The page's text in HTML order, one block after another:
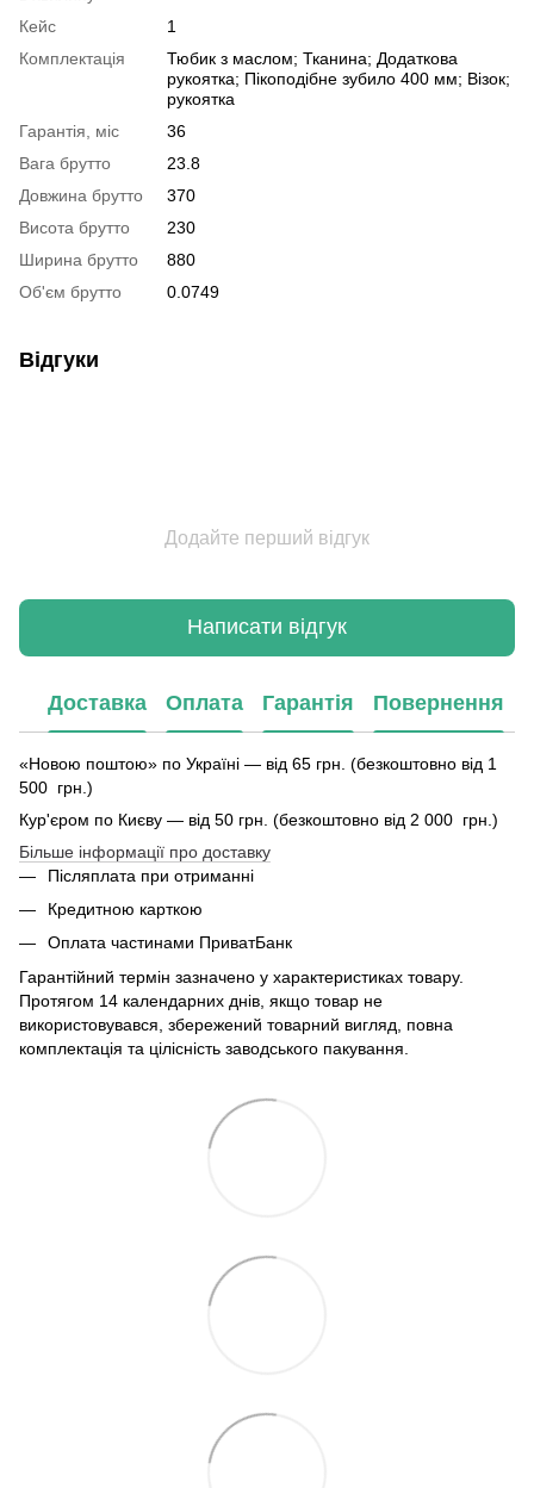
Кейс
1
Комплектація
Тюбик з маслом; Тканина; Додаткова
рукоятка; Пікоподібне зубило 400 мм; Візок;
рукоятка
Гарантія, міс
36
Вага брутто
23.8
Довжина брутто
370
Висота брутто
230
Ширина брутто
880
Об'єм брутто
0.0749
Відгуки
Додайте перший відгук
Написати відгук
Доставка Оплата Гарантія Повернення
«Новою поштою» по Україні — від 65 грн. (безкоштовно від 1
500 грн.)
Кур'єром по Києву — від 50 грн. (безкоштовно від 2 000 грн.)
Більше інформації про доставку
Післяплата при отриманні
Кредитною карткою
Оплата частинами ПриватБанк
Гарантійний термін зазначено у характеристиках товару.
Протягом 14 календарних днів, якщо товар не
використовувався, збережений товарний вигляд, повна
комплектація та цілісність заводського пакування.